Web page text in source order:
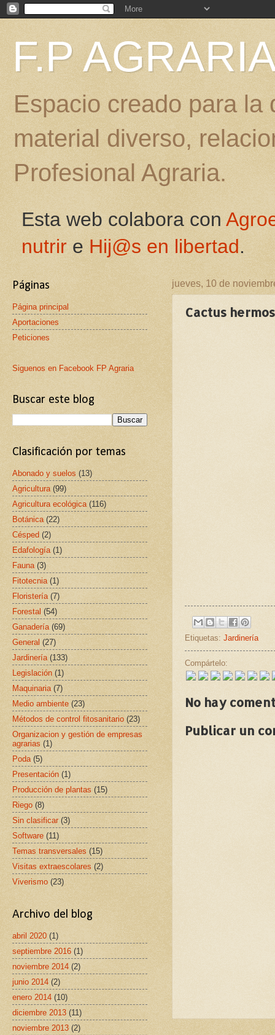
F.P
Espacio creado para
material diverso,
Profesional Agraria.
Esta web colabora con
nutrir e Hij@s en libertad.
jueves, 10 de
Cactus
Etiquetas: Jardinería
Compártelo:
No hay
Publicar un
Páginas
Página principal
Aportaciones
Peticiones
Siguenos en Facebook FP Agraria
Buscar este blog
Clasificación por temas
Abonado y suelos (13)
Agricultura (99)
Agricultura ecológica (116)
Botánica (22)
Césped (2)
Edafología (1)
Fauna (3)
Fitotecnia (1)
Floristería (7)
Forestal (54)
Ganadería (69)
General (27)
Jardinería (133)
Legislación (1)
Maquinaria (7)
Medio ambiente (23)
Métodos de control fitosanitario (23)
Organizacion y gestión de empresas
agrarias (1)
Poda (5)
Presentación (1)
Producción de plantas (15)
Riego (8)
Sin clasificar (3)
Software (11)
Temas transversales (15)
Visitas extraescolares (2)
Viverismo (23)
Archivo del blog
abril 2020 (1)
septiembre 2016 (1)
noviembre 2014 (2)
junio 2014 (2)
enero 2014 (10)
diciembre 2013 (11)
noviembre 2013 (2)